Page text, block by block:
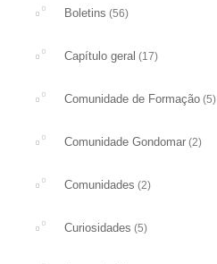
Boletins (56)
Capítulo geral (17)
Comunidade de Formação (5)
Comunidade Gondomar (2)
Comunidades (2)
Curiosidades (5)